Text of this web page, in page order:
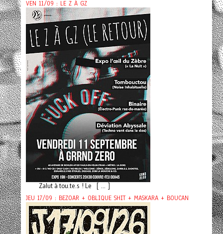
VEN 11/09 : LE Z À GZ
Zalut à tou.te.s ! Le [ ... ]
JEU 17/09 : BEZOAR + OBLIQUE SHIT + MASKARA + BOUCAN